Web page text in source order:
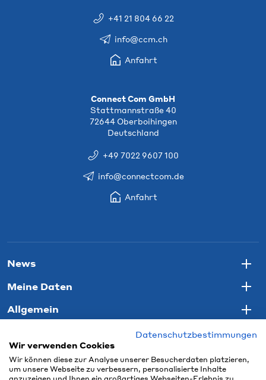
+41 21 804 66 22
info@ccm.ch
Anfahrt
Connect Com GmbH
Stattmannstraße 40
72644 Oberboihingen
Deutschland
+49 7022 9607 100
info@connectcom.de
Anfahrt
News
Meine Daten
Allgemein
Datenschutzbestimmungen
Wir verwenden Cookies
Wir können diese zur Analyse unserer Besucherdaten platzieren,
um unsere Webseite zu verbessern, personalisierte Inhalte